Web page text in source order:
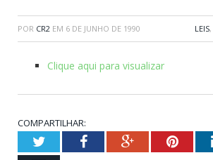
POR CR2 EM 6 DE JUNHO DE 1990 LEIS,
Clique aqui para visualizar
COMPARTILHAR:
TwitterFacebookGoogle+